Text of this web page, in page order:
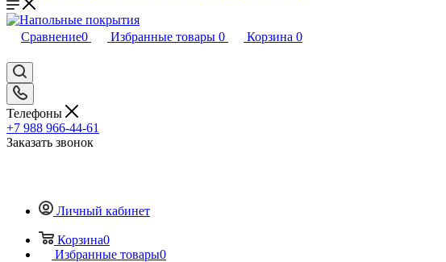
Сравнение0 Избранные товары 0 Корзина 0
Телефоны
+7 988 966-44-61
Заказать звонок
Личный кабинет
Корзина0
Избранные товары0